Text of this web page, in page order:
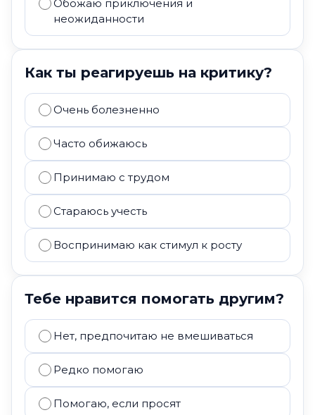
Обожаю приключения и
неожиданности
Как ты реагируешь на критику?
Очень болезненно
Часто обижаюсь
Принимаю с трудом
Стараюсь учесть
Воспринимаю как стимул к росту
Тебе нравится помогать другим?
Нет, предпочитаю не вмешиваться
Редко помогаю
Помогаю, если просят